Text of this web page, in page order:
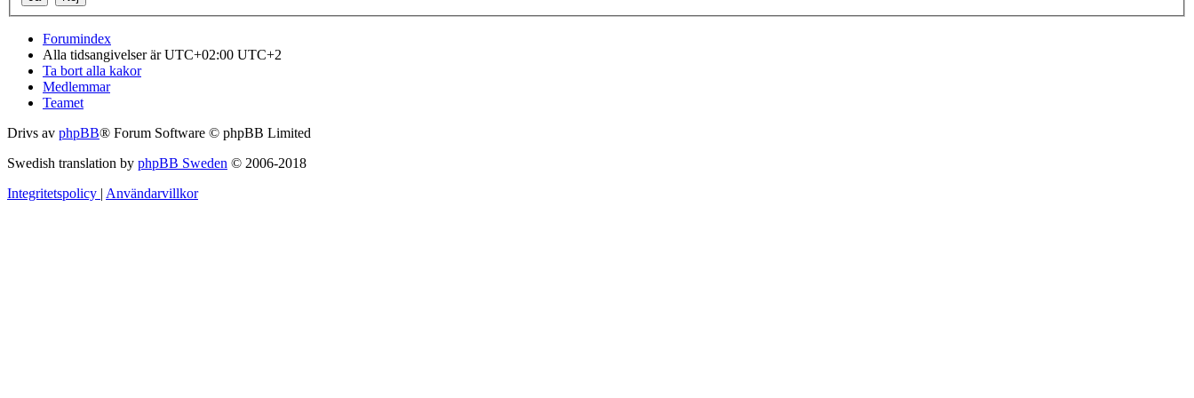
Forumindex
Alla tidsangivelser är UTC+02:00 UTC+2
Ta bort alla kakor
Medlemmar
Teamet
Drivs av phpBB® Forum Software © phpBB Limited
Swedish translation by phpBB Sweden © 2006-2018
Integritetspolicy | Användarvillkor